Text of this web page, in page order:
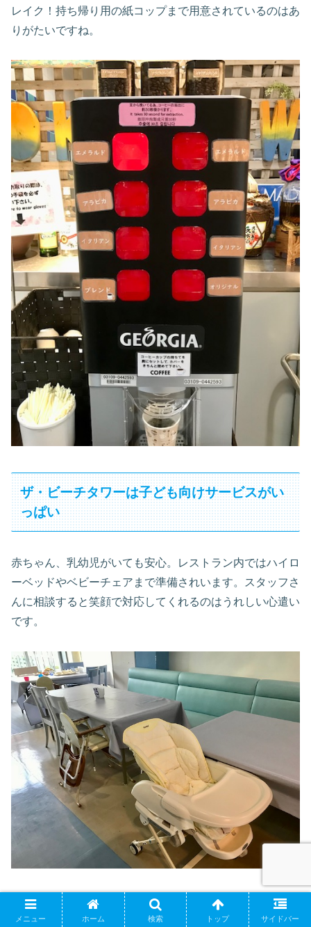
レイク！持ち帰り用の紙コップまで用意されているのはあ
りがたいですね。
ザ・ビーチタワーは子ども向けサービスがい
っぱい
赤ちゃん、乳幼児がいても安心。レストラン内ではハイロ
ーベッドやベビーチェアまで準備されいます。スタッフさ
んに相談すると笑顔で対応してくれるのはうれしい心遣い
です。
まとめ
メニュー ホーム 検索 トップ サイドバー